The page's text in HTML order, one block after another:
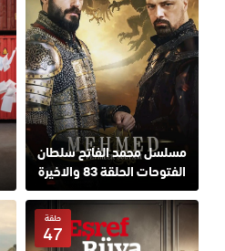
مسلسل محمد الفاتح سلطان
الفتوحات الحلقة 83 والاخيرة
حلقة
47